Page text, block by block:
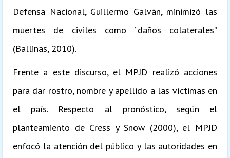
Defensa Nacional, Guillermo Galván, minimizó las
muertes de civiles como “daños colaterales”
(Ballinas, 2010).
Frente a este discurso, el MPJD realizó acciones
para dar rostro, nombre y apellido a las víctimas en
el país. Respecto al pronóstico, según el
planteamiento de Cress y Snow (2000), el MPJD
enfocó la atención del público y las autoridades en